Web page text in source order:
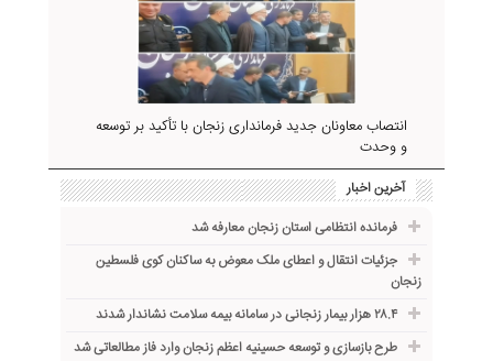
انتصاب معاونان جدید فرمانداری زنجان با تأکید بر توسعه
و وحدت
آخرین اخبار
فرمانده انتظامی استان زنجان معارفه شد
جزئیات انتقال و اعطای ملک معوض به ساکنان کوی فلسطین
زنجان
۲۸.۴ هزار بیمار زنجانی در سامانه بیمه سلامت نشاندار شدند
طرح بازسازی و توسعه حسینیه اعظم زنجان وارد فاز مطالعاتی شد